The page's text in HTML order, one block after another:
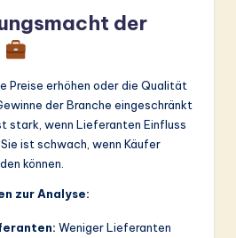
der
Preise erhöhen oder die Qualität
der Branche eingeschränkt
stark, wenn Lieferanten Einfluss
ist schwach, wenn Käufer
können.
zur Analyse:
Weniger Lieferanten